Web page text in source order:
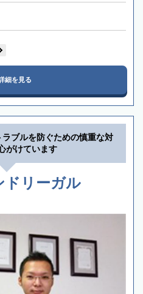
細を見る
ラブルを防ぐための慎重な対
がけています
ドリーガル